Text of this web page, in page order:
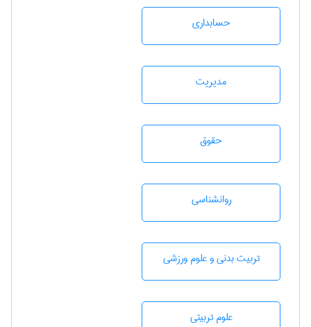
حسابداری
مديريت
حقوق
روانشناسی
تربيت بدنی و علوم ورزشی
علوم تربيتی